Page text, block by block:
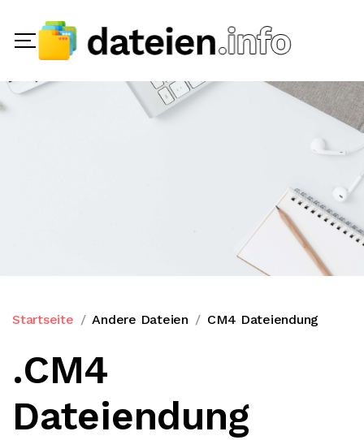
Startseite Andere Dateien CM4 Dateiendung
.CM4
Dateiendung